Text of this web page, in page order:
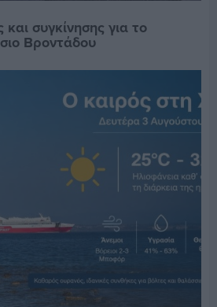
και συγκίνησης για το
Βροντάδου